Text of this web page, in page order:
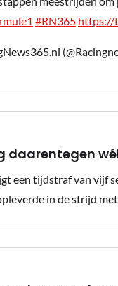
#RN365 https://
daarentegen
een tijdstraf van vijf
in de strijd